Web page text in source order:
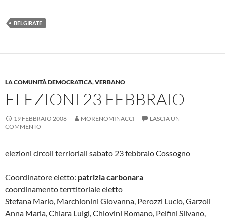
BELGIRATE
LA COMUNITÀ DEMOCRATICA,VERBANO
ELEZIONI 23 FEBBRAIO
19 FEBBRAIO 2008 MORENOMINACCI
LASCIA UN
COMMENTO
elezioni circoli terrioriali sabato 23 febbraio Cossogno
Coordinatore eletto: patrizia carbonara
coordinamento terrtitoriale eletto
Stefana Mario, Marchionini Giovanna, Perozzi Lucio, Garzoli
Anna Maria, Chiara Luigi, Chiovini Romano, Pelfini Silvano,